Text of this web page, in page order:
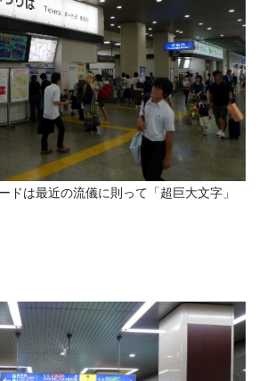
ドは最近の流儀に則って「超巨大文字」